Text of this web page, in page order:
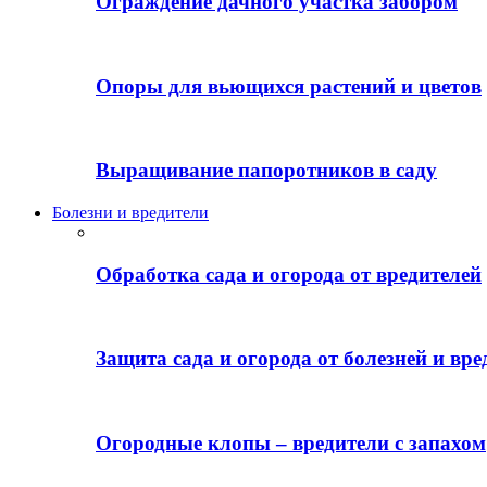
Опоры для вьющихся растений и цветов
Выращивание папоротников в саду
Болезни и вредители
Обработка сада и огорода от вредителей
Защита сада и огорода от болезней и
Огородные клопы – вредители с запахом